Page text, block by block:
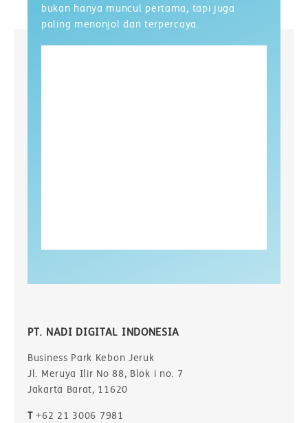
bukan hanya muncul pertama, tapi juga
paling menonjol dan terpercaya.
PT. NADI DIGITAL INDONESIA
Business Park Kebon Jeruk
Jl. Meruya Ilir No 88, Blok i no. 7
Jakarta Barat, 11620
T+62 21 3006 7981